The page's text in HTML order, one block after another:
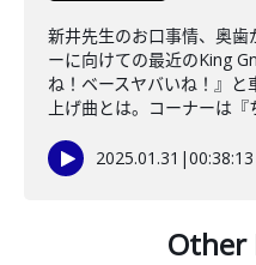
新井先生のお口事情、奥
ーに向けての最近のKing
ね！ベースヤバいね！』と
上げ曲とは。コーナーは『
2025.01.31 |00:38:13
Other